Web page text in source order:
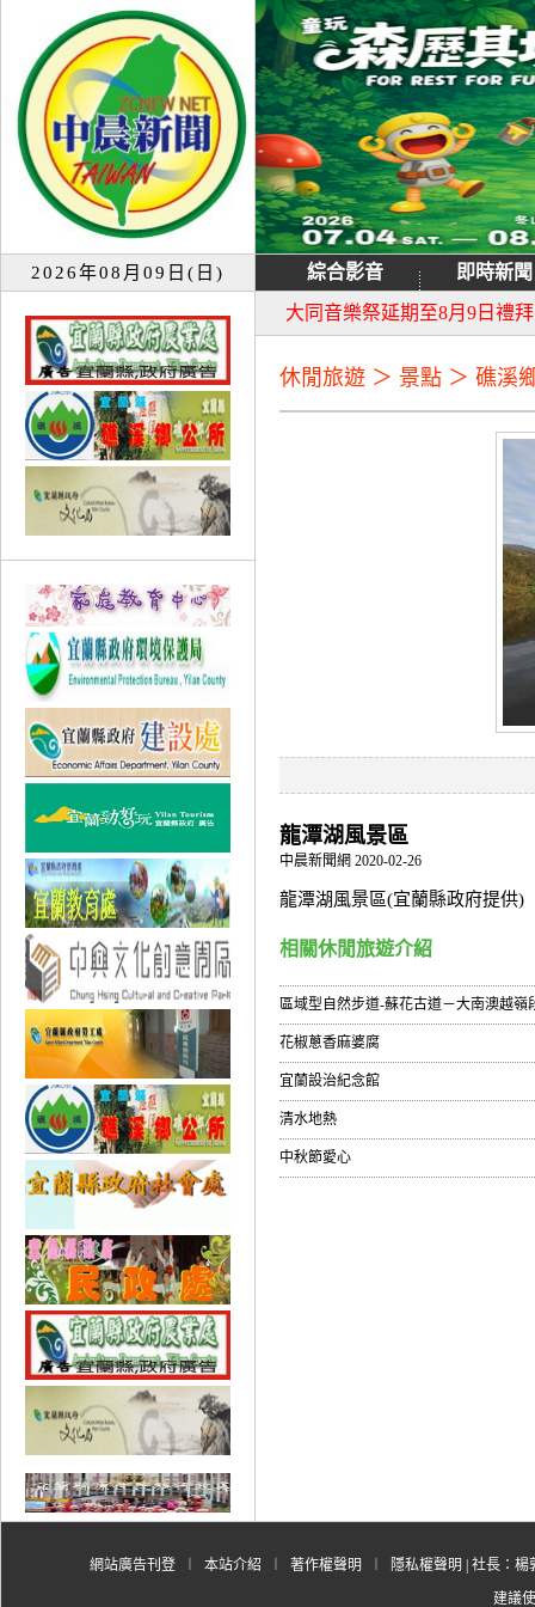
2026年08月09日(日) 綜合影音 即時新聞
宜蘭童玩節7月13日重新開園
大同音樂祭延期至8月9日禮
休閒旅遊 ＞ 景點 ＞ 礁溪
龍潭湖風景區
中晨新聞網 2020-02-26
龍潭湖風景區(宜蘭縣政府提供)
相關休閒旅遊介紹
區域型自然步道-蘇花古道－大南澳越嶺
花椒蔥香麻婆腐
宜蘭設治紀念館
清水地熱
中秋節愛心
網站廣告刊登 本站介紹 著作權聲明 隱私權聲明 | 社長：
建議